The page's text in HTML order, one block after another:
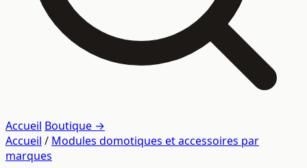
Accueil Boutique →
Accueil / Modules domotiques et accessoires par
marques